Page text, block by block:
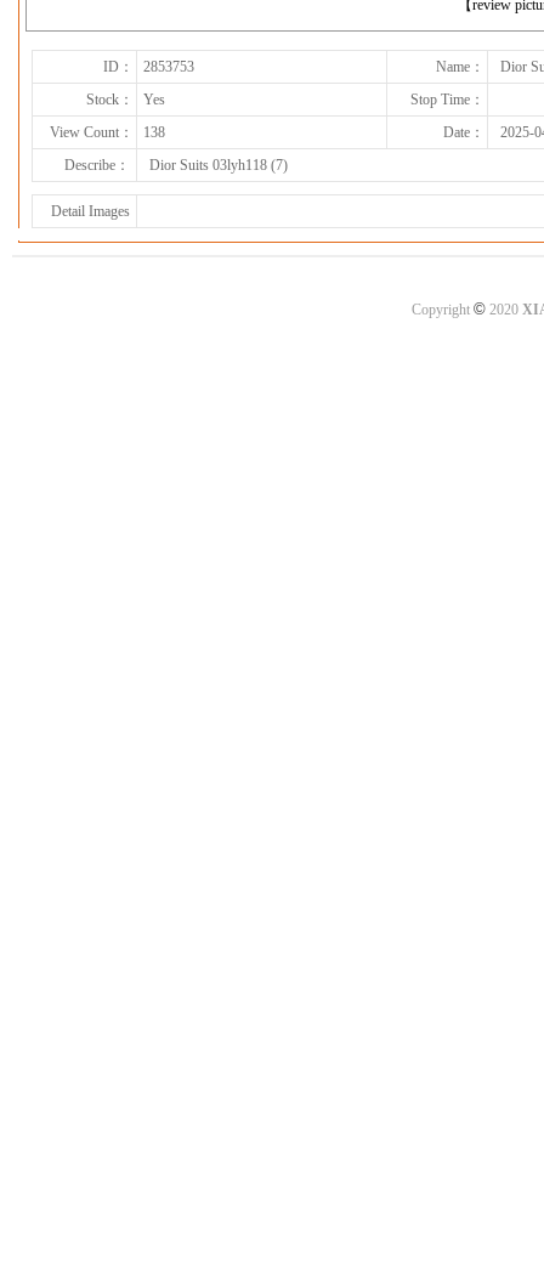
【review
ID： 2853753 Name：
Dior
Stock：
Yes
Stop Time：
View Count：
138 Date：
2025-
Describe：
Dior Suits 03lyh118 (7)
Detail Images
Copyright ©2020